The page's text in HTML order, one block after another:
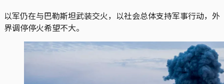
以军仍在与巴勒斯坦武装交火，以社会总体支持军事行动，外
界调停停火希望不大。